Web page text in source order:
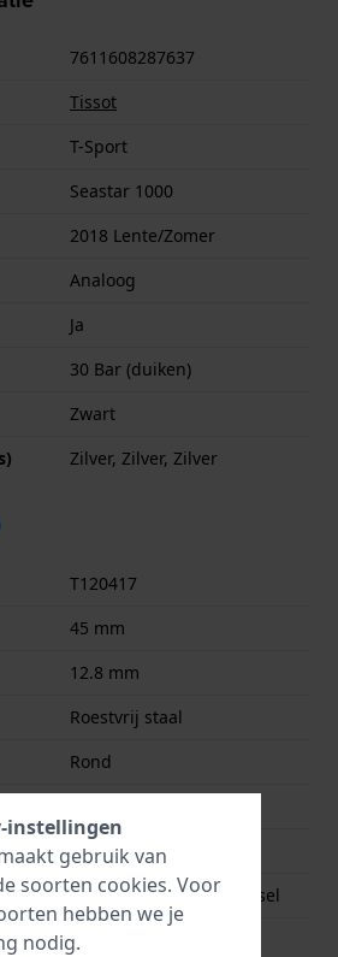
7611608287637
Tissot
T-Sport
Seastar 1000
2018 Lente/Zomer
Analoog
Ja
30 Bar (duiken)
Zwart
Zilver, Zilver, Zilver
T120417
45 mm
12.8 mm
Roestvrij staal
Rond
Roestvrij staal
Geschroefde achterdeksel
Saffier
instellingen
gebruik van
soorten cookies. Voor
hebben we je
nodig.